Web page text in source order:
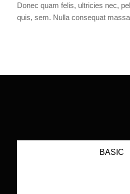
Donec quam felis, ultricies nec,
quis, sem. Nulla consequat
BASIC